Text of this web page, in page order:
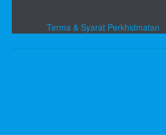
Terma & Syarat Perkhidmatan